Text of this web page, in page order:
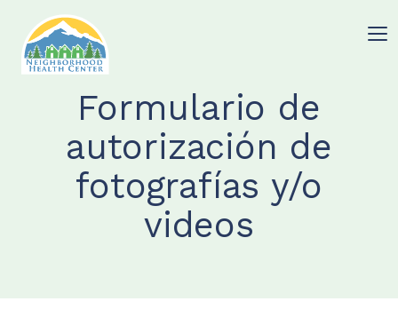
Formulario de
autorización de
fotografías y/o
videos